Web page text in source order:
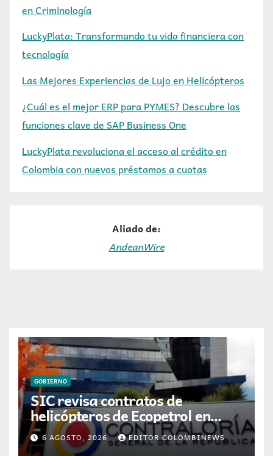
en Criminología
LuckyPlata: Transformando tu vida financiera con
tecnología
Las Mejores Experiencias de Lujo en Helicópteros
¿Cuál es el mejor ERP para PYMES? Descubre las
funciones clave de SAP Business One
LuckyPlata revoluciona el acceso al crédito en
Colombia con nuevos préstamos a cuotas
Aliado de:
AndeanWire
GOBIERNO
SIC revisa contratos de
helicópteros de Ecopetrol en
posible multa millonaria
6 AGOSTO, 2026 EDITOR COLOMBINEWS